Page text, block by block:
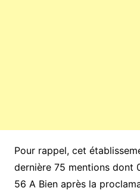
Pour rappel, cet
dernière 75 mentions dont
56 A Bien après la